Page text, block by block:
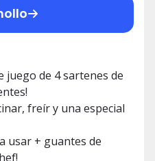
juego de 4 sartenes de
freír y una especial
usar + guantes de